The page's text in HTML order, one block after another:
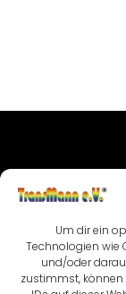
Um dir ein
Technologien wie
und/oder
zustimmst, können